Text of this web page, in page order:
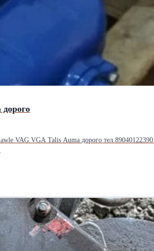
VAG VGA Talis Auma дорого тел